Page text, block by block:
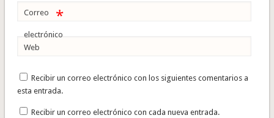
Correo
electrónico
*
Web
Recibir un correo electrónico con los siguientes comentarios a
esta entrada.
Recibir un correo electrónico con cada nueva entrada.